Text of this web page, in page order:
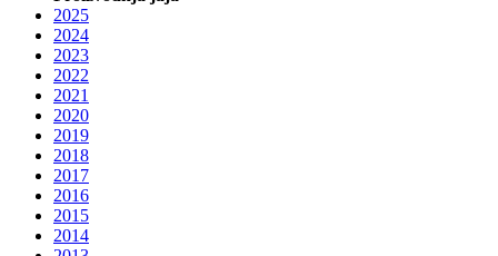
2025
2024
2023
2022
2021
2020
2019
2018
2017
2016
2015
2014